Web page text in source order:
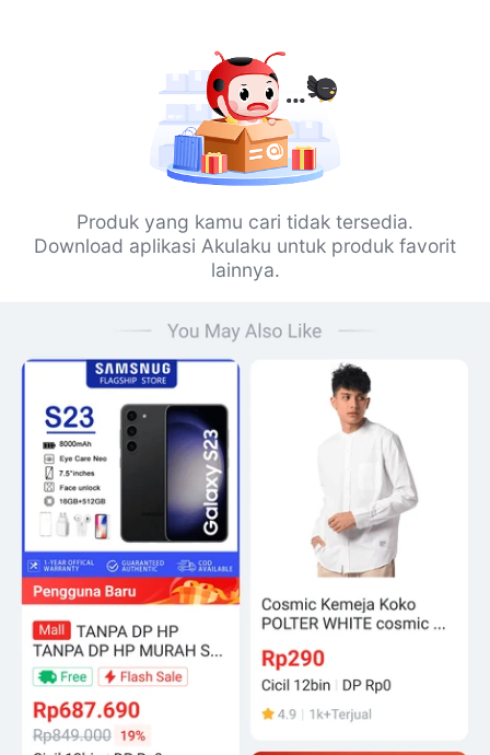
Produk yang kamu cari tidak tersedia.
Download aplikasi Akulaku untuk produk favorit
lainnya.